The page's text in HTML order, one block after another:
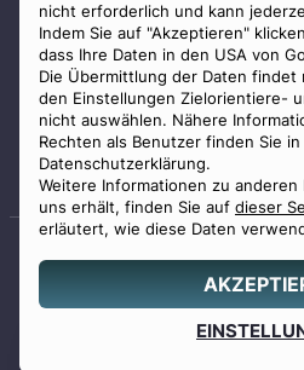
nicht erforderlich und kann
Indem Sie auf "Akzeptieren"
dass Ihre Daten in den USA von
Die Übermittlung der Daten
den Einstellungen Zielorientiere-
nicht auswählen. Nähere
Rechten als Benutzer finden Sie
Datenschutzerklärung.
Weitere Informationen zu anderen
uns erhält, finden Sie auf dieser
erläutert, wie diese Daten
0800 88 44 04
© 2026 Benu GmbH. Alle Rechte